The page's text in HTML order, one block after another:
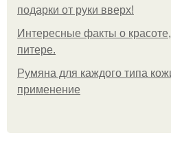
подарки от руки вверх!
Интересные факты о
питере.
Румяна для каждого типа
применение